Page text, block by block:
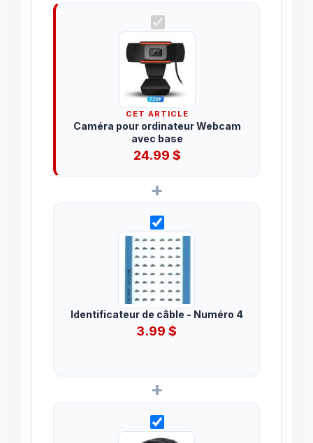
CET ARTICLE
Caméra pour ordinateur Webcam
avec base
24.99$
+
Identificateur de câble - Numéro 4
3.99 $
+